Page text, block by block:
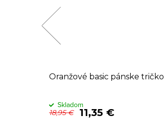
Oranžové basic pánske tričko
18,95 € 11,35 €
Skladom